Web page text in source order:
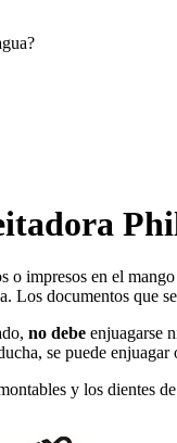
impresos en el
Los documentos que
no debe enjuagarse
se puede enjuagar
y los dientes